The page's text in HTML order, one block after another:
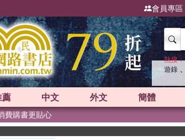
會員專區
熱搜：
遊錄 、
中文 外文 簡體
費購書更貼心